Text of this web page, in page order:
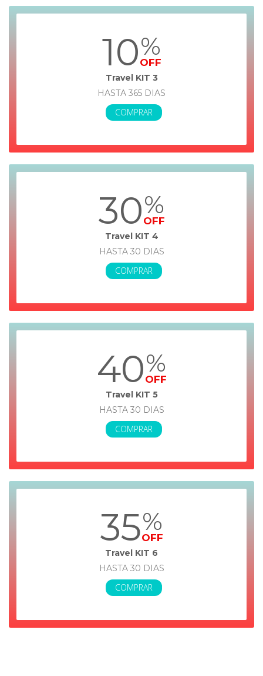
10%
OFF
Travel KIT 3
HASTA 365 DIAS
COMPRAR
30%
OFF
Travel KIT 4
HASTA 30 DIAS
COMPRAR
40%
OFF
Travel KIT 5
HASTA 30 DIAS
COMPRAR
35%
OFF
Travel KIT 6
HASTA 30 DIAS
COMPRAR